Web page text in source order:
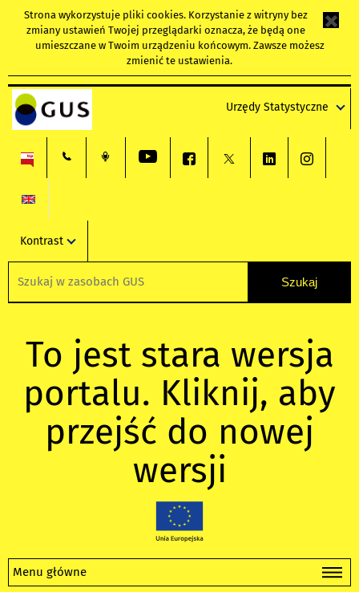
Strona wykorzystuje pliki cookies. Korzystanie z witryny bez
zmiany ustawień Twojej przeglądarki oznacza, że będą one
umieszczane w Twoim urządzeniu końcowym. Zawsze możesz
zmienić te ustawienia.
Urzędy Statystyczne
Kontrast
To jest stara wersja
portalu. Kliknij, aby
przejść do nowej
wersji
Menu główne